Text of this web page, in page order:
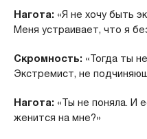
Нагота: «Я не хочу быть
Меня устраивает, что я
Скромность: «Тогда ты
Экстремист, не
Нагота: «Ты не поняла. И
женится на мне?»